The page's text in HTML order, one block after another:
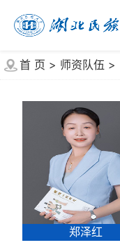
首 页 > 师资队伍 >
郑泽红